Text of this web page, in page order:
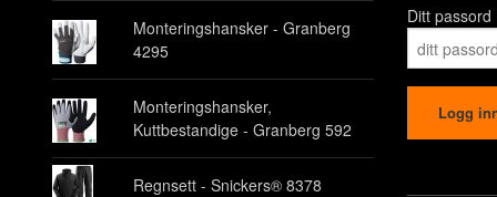
Monteringshansker - Granberg
4295
Monteringshansker,
Kuttbestandige - Granberg 592
Regnsett - Snickers® 8378
Ditt passord